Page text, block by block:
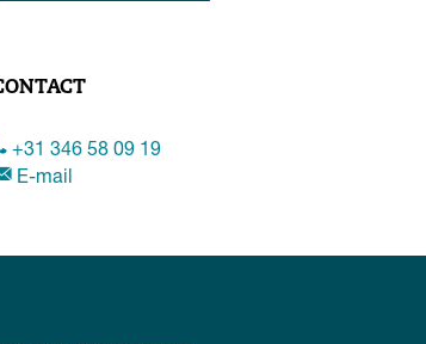
+31 346 58 09 19
E-mail